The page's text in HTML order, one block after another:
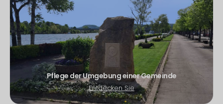
Pflege der Umgebung einer Gemeinde
Entdecken Sie